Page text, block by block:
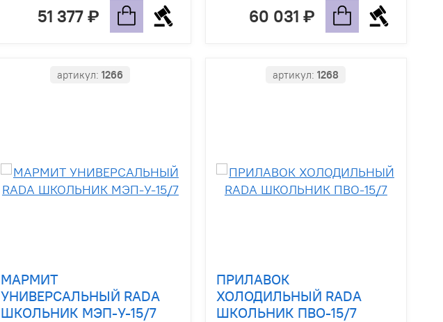
51 377 60 031
артикул:1266
МАРМИТ
УНИВЕРСАЛЬНЫЙ RADA
ШКОЛЬНИК МЭП-У-15/7
артикул:1268
ПРИЛАВОК
ХОЛОДИЛЬНЫЙ RADA
ШКОЛЬНИК ПВО-15/7